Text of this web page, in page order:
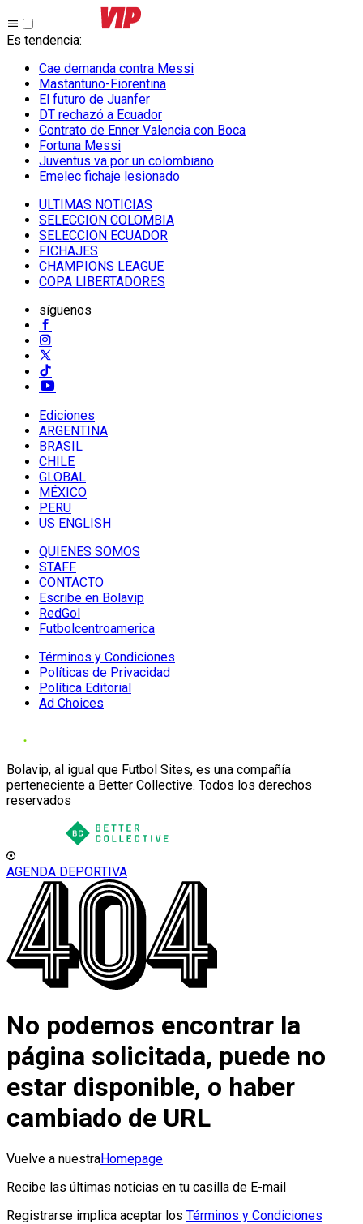
Es tendencia:
Cae demanda contra Messi
Mastantuno-Fiorentina
El futuro de Juanfer
DT rechazó a Ecuador
Contrato de Enner Valencia con Boca
Fortuna Messi
Juventus va por un colombiano
Emelec fichaje lesionado
ULTIMAS NOTICIAS
SELECCION COLOMBIA
SELECCION ECUADOR
FICHAJES
CHAMPIONS LEAGUE
COPA LIBERTADORES
síguenos
Ediciones
ARGENTINA
BRASIL
CHILE
GLOBAL
MÉXICO
PERU
US ENGLISH
QUIENES SOMOS
STAFF
CONTACTO
Escribe en Bolavip
RedGol
Futbolcentroamerica
Términos y Condiciones
Políticas de Privacidad
Política Editorial
Ad Choices
Bolavip, al igual que Futbol Sites, es una compañía
perteneciente a Better Collective. Todos los derechos
reservados
AGENDA DEPORTIVA
No podemos encontrar la
página solicitada, puede no
estar disponible, o haber
cambiado de URL
Vuelve a nuestraHomepage
Recibe las últimas noticias en tu casilla de E-mail
Registrarse implica aceptar los Términos y Condiciones